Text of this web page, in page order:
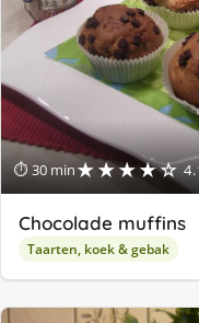
⏱ 30 min★★★★☆
Chocolade muffins
Taarten, koek & gebak